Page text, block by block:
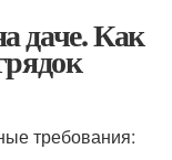
даче. Как
требования: